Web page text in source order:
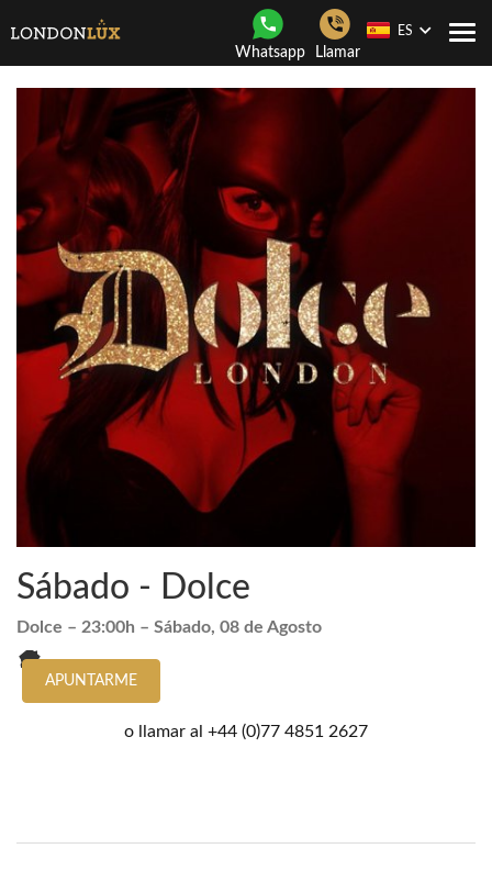
Whatsapp Llamar
ES
Sábado - Dolce
Dolce – 23:00h – Sábado, 08 de Agosto
APUNTARME
o llamar al +44 (0)77 4851 2627